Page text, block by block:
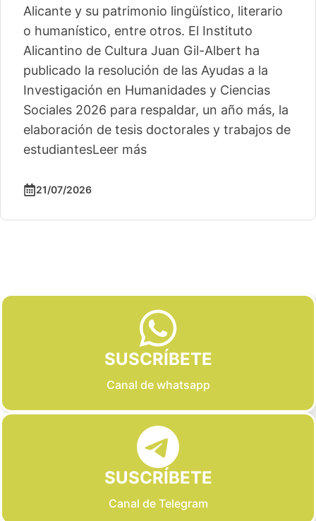
Alicante y su patrimonio lingüístico, literario
o humanístico, entre otros. El Instituto
Alicantino de Cultura Juan Gil-Albert ha
publicado la resolución de las Ayudas a la
Investigación en Humanidades y Ciencias
Sociales 2026 para respaldar, un año más, la
elaboración de tesis doctorales y trabajos de
estudiantesLeer más
21/07/2026
SUSCRÍBETE
Canal de whatsapp
SUSCRÍBETE
Canal de Telegram